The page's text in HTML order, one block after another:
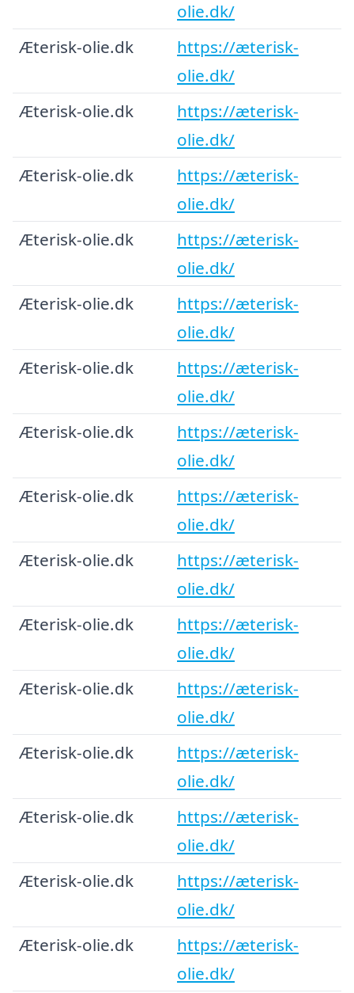
olie.dk/
Æterisk-olie.dk
https://æterisk-
olie.dk/
Æterisk-olie.dk
https://æterisk-
olie.dk/
Æterisk-olie.dk
https://æterisk-
olie.dk/
Æterisk-olie.dk
https://æterisk-
olie.dk/
Æterisk-olie.dk
https://æterisk-
olie.dk/
Æterisk-olie.dk
https://æterisk-
olie.dk/
Æterisk-olie.dk
https://æterisk-
olie.dk/
Æterisk-olie.dk
https://æterisk-
olie.dk/
Æterisk-olie.dk
https://æterisk-
olie.dk/
Æterisk-olie.dk
https://æterisk-
olie.dk/
Æterisk-olie.dk
https://æterisk-
olie.dk/
Æterisk-olie.dk
https://æterisk-
olie.dk/
Æterisk-olie.dk
https://æterisk-
olie.dk/
Æterisk-olie.dk
https://æterisk-
olie.dk/
Æterisk-olie.dk
https://æterisk-
olie.dk/